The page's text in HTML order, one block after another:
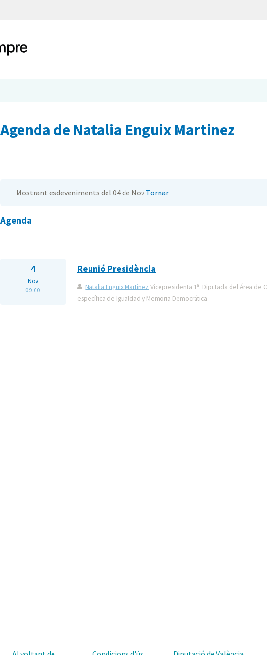
Agenda de Natalia Enguix Martinez
Mostrant esdeveniments del 04 de Nov Tornar
Agenda
4
Nov
09:00
Reunió Presidència
Natalia Enguix Martinez Vicepresidenta 1ª. Diputada del Área de
específica de Igualdad y Memoria Democrática